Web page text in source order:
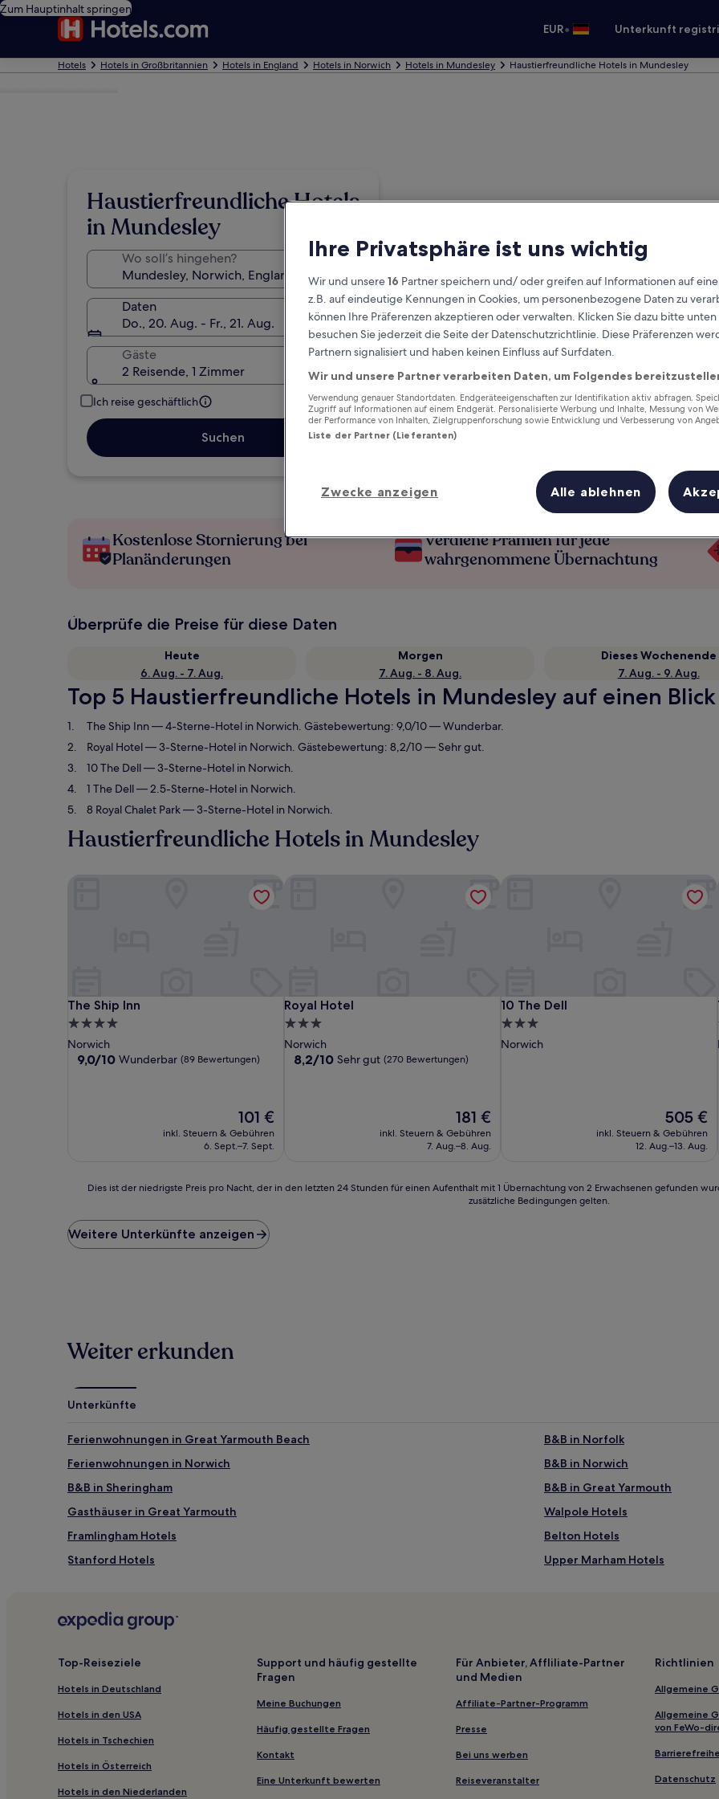
Zum Hauptinhalt springen
EUR• Unterkunft
Hotels Hotels in Großbritannien Hotels in England Hotels in Norwich Hotels in Mundesley Haustierfreundliche Hotels in Mundesley
Haustierfreundliche Hotels
in Mundesley
Wo soll’s hingehen?
Daten
Do., 20. Aug. - Fr., 21. Aug.
Gäste
2 Reisende, 1 Zimmer
Ich reise geschäftlich
Suchen
Kostenlose Stornierung bei
Planänderungen
Verdiene Prämien für jede
wahrgenommene Übernachtung
Überprüfe die Preise für diese Daten
Heute
6. Aug. - 7. Aug.
Morgen
7. Aug. - 8. Aug.
Dieses Wochenende
7. Aug. - 9. Aug.
Top 5 Haustierfreundliche Hotels in Mundesley auf einen Blick
The Ship Inn— 4-Sterne-Hotel in Norwich. Gästebewertung: 9,0/10 — Wunderbar.
Royal Hotel— 3-Sterne-Hotel in Norwich. Gästebewertung: 8,2/10 — Sehr gut.
10 The Dell— 3-Sterne-Hotel in Norwich.
1 The Dell— 2.5-Sterne-Hotel in Norwich.
8 Royal Chalet Park— 3-Sterne-Hotel in Norwich.
Haustierfreundliche Hotels in Mundesley
The Ship Inn
The Ship Inn
4.0-
Sterne-
Unterkunft
Norwich
9.0
9,0/10 Wunderbar (89 Bewertungen)
Der
Preis
beträgt
101 €
inkl. Steuern & Gebühren
6. Sept.–7. Sept.
Royal Hotel
Royal Hotel
3.0-
Sterne-
Unterkunft
Norwich
8.2
8,2/10 Sehr gut (270 Bewertungen)
Der
Preis
beträgt
181 €
inkl. Steuern & Gebühren
7. Aug.–8. Aug.
10 The Dell
10 The Dell
3.0-
Sterne-
Norwich
Der
Preis
beträgt
505 €
inkl. Steuern & Gebühren
12. Aug.–13. Aug.
der
niedrigste
Preis
24 Stunden
für
Aufenthalt
mit
von
2 Erwachsenen
gefunden
Preise
und
Verfügbarkeiten
können
ändern.
Bedingungen
Dies ist der niedrigste Preis pro Nacht, der in den letzten 24 Stunden für einen Aufenthalt mit 1 Übernachtung von 2 Erwachsenen gefunden
zusätzliche Bedingungen gelten.
Weitere Unterkünfte anzeigen
Weiter erkunden
Unterkünfte
Ferienwohnungen in Great Yarmouth Beach
B&B in Norfolk
Ferienwohnungen in Norwich
B&B in Norwich
B&B in Sheringham
B&B in Great Yarmouth
Gasthäuser in Great Yarmouth
Walpole Hotels
Framlingham Hotels
Belton Hotels
Stanford Hotels
Upper Marham Hotels
Sea Palling Hotels
Roughton Hotels
Dilham Hotels
King's Lynn and West Norfolk District: Hotels
Hotels nahe Market Place
Breckland District: Hotels
Top-Reiseziele
Hotels in Deutschland
Hotels in den USA
Hotels in Tschechien
Hotels in Österreich
Hotels in den Niederlanden
Support und häufig gestellte
Fragen
Meine Buchungen
Häufig gestellte Fragen
Kontakt
Eine Unterkunft bewerten
Für Anbieter, Affliliate-Partner
und Medien
Affiliate-Partner-Programm
Presse
Bei uns werben
Reiseveranstalter
Richtlinien
Allgemeine
Allgemeine
von FeWo-
Datenschutz
Ihre Privatsphäre ist uns wichtig
Wir und unsere16 Partner speichern und/ oder greifen auf Informationen auf
z.B. auf eindeutige Kennungen in Cookies, um personenbezogene Daten zu
können Ihre Präferenzen akzeptieren oder verwalten. Klicken Sie dazu bitte
besuchen Sie jederzeit die Seite der Datenschutzrichtlinie. Diese Präferenzen
Partnern signalisiert und haben keinen Einfluss auf Surfdaten.
Wir und unsere Partner verarbeiten Daten, um Folgendes
Verwendung genauer Standortdaten. Endgeräteeigenschaften zur Identifikation aktiv abfragen.
Zugriff auf Informationen auf einem Endgerät. Personalisierte Werbung und Inhalte, Messung von
der Performance von Inhalten, Zielgruppenforschung sowie Entwicklung und Verbesserung von
Liste der Partner (Lieferanten)
Zwecke anzeigen Alle ablehnen